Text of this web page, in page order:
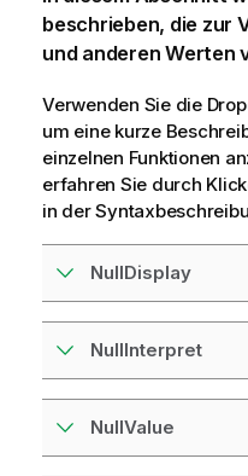
beschrieben, die zur
und anderen Werten
Verwenden Sie die
um eine kurze
einzelnen Funktionen
erfahren Sie durch
in der
NullDisplay
NullInterpret
NullValue